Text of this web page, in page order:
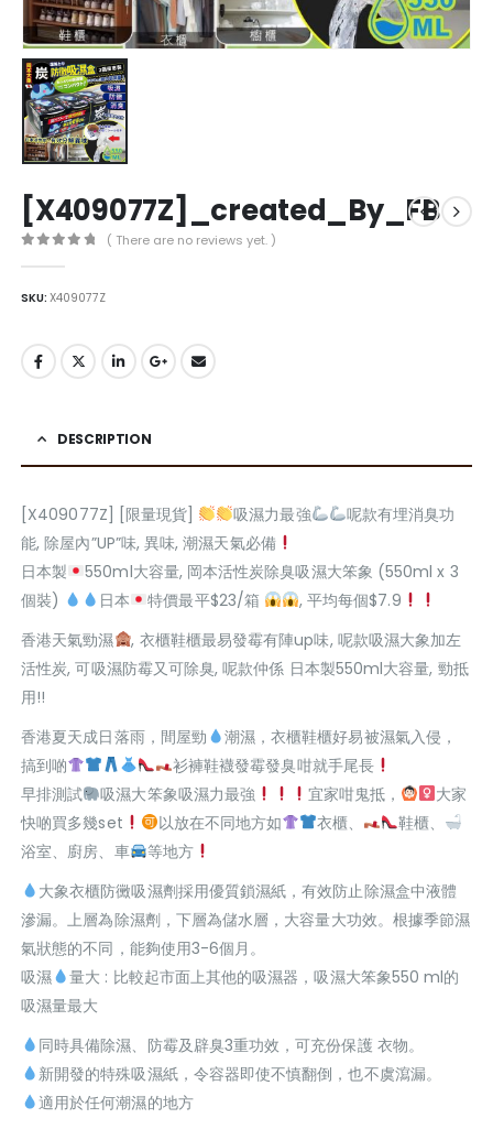
[X409077Z]_created_By_FB
( There are no reviews yet. )
SKU:X409077Z
DESCRIPTION
[X409077Z] [限量現貨] 吸濕力最強
呢款有埋消臭功
能, 除屋內”UP”味, 異味, 潮濕天氣必備
日本製
550ml大容量, 岡本活性炭除臭吸濕大笨象 (550ml x 3
個裝)
日本 特價最平$23/箱
, 平均每個$7.9
香港天氣勁濕
, 衣櫃鞋櫃最易發霉有陣up味, 呢款吸濕大象加左
活性炭, 可吸濕防霉又可除臭, 呢款仲係 日本製550ml大容量, 勁抵
用!!
香港夏天成日落雨，間屋勁
潮濕，衣櫃鞋櫃好易被濕氣入侵，
搞到啲
衫褲鞋襪發霉發臭咁就手尾長
早排測試
吸濕大笨象吸濕力最強 宜家咁鬼抵，
大家
快啲買多幾set
以放在不同地方如 衣櫃、
鞋櫃、
浴室、廚房、車
等地方
大象衣櫃防黴吸濕劑採用優質鎖濕紙，有效防止除濕盒中液體
滲漏。上層為除濕劑，下層為儲水層，大容量大功效。根據季節濕
氣狀態的不同，能夠使用3-6個月。
吸濕
量大 : 比較起市面上其他的吸濕器，吸濕大笨象550 ml的
吸濕量最大
同時具備除濕、防霉及辟臭3重功效，可充份保護 衣物。
新開發的特殊吸濕紙，令容器即使不慎翻倒，也不虞瀉漏。
適用於任何潮濕的地方